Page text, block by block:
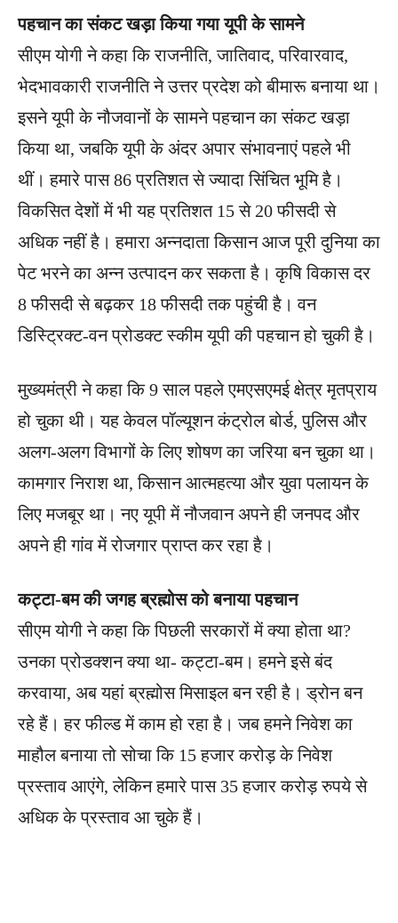
पहचान का संकट खड़ा किया गया यूपी के सामने
सीएम योगी ने कहा कि राजनीति, जातिवाद, परिवारवाद,
भेदभावकारी राजनीति ने उत्तर प्रदेश को बीमारू बनाया था।
इसने यूपी के नौजवानों के सामने पहचान का संकट खड़ा
किया था, जबकि यूपी के अंदर अपार संभावनाएं पहले भी
थीं। हमारे पास 86 प्रतिशत से ज्यादा सिंचित भूमि है।
विकसित देशों में भी यह प्रतिशत 15 से 20 फीसदी से
अधिक नहीं है। हमारा अन्नदाता किसान आज पूरी दुनिया का
पेट भरने का अन्न उत्पादन कर सकता है। कृषि विकास दर
8 फीसदी से बढ़कर 18 फीसदी तक पहुंची है। वन
डिस्ट्रिक्ट-वन प्रोडक्ट स्कीम यूपी की पहचान हो चुकी है।
मुख्यमंत्री ने कहा कि 9 साल पहले एमएसएमई क्षेत्र मृतप्राय
हो चुका थी। यह केवल पॉल्यूशन कंट्रोल बोर्ड, पुलिस और
अलग-अलग विभागों के लिए शोषण का जरिया बन चुका था।
कामगार निराश था, किसान आत्महत्या और युवा पलायन के
लिए मजबूर था। नए यूपी में नौजवान अपने ही जनपद और
अपने ही गांव में रोजगार प्राप्त कर रहा है।
कट्टा-बम की जगह ब्रह्मोस को बनाया पहचान
सीएम योगी ने कहा कि पिछली सरकारों में क्या होता था?
उनका प्रोडक्शन क्या था- कट्टा-बम। हमने इसे बंद
करवाया, अब यहां ब्रह्मोस मिसाइल बन रही है। ड्रोन बन
रहे हैं। हर फील्ड में काम हो रहा है। जब हमने निवेश का
माहौल बनाया तो सोचा कि 15 हजार करोड़ के निवेश
प्रस्ताव आएंगे, लेकिन हमारे पास 35 हजार करोड़ रुपये से
अधिक के प्रस्ताव आ चुके हैं।